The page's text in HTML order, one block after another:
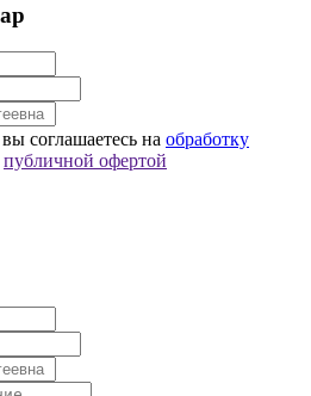
соглашаетесь на обработку
публичной офертой